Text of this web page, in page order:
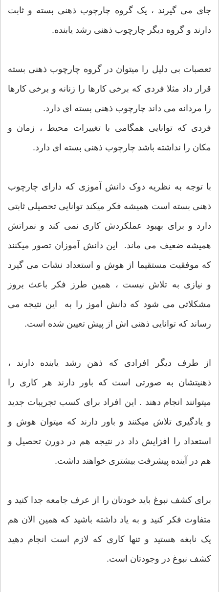
جای می گیرند ، یک گروه چارچوب ذهنی بسته و ثابت
دارند و گروه دیگر چارچوب ذهنی رشد یابنده.
تعصبات بی دلیل را میتوان در گروه چارچوب ذهنی بسته
قرار داد مثلا فردی که برخی کارها را زنانه و برخی کارها
را مردانه می داند چارچوب ذهنی بسته ای دارد.
فردی که توانایی همگامی با تغییرات محیط ، زمان و
مکان را نداشته باشد چارچوب ذهنی بسته ای دارد.
با توجه به نظریه دوک دانش آموزی که دارای چارچوب
ذهنی بسته است همیشه فکر میکند توانایی تحصیلی ثابتی
دارد و برای بهبود عملکردش کاری نمی کند و نمراتش
همیشه ضعیف می ماند. این دانش آموزان تصور میکنند
که موفقیت مستقیما از هوش و استعداد نشات می گیرد
و نیازی به تلاش نیست ، همین طرز فکر باعث بروز
مشکلاتی می شود که دانش اموز را به این نتیجه می
رساند که توانایی ذهنی اش از پیش تعیین شده است.
از طرف دیگر افرادی که ذهن رشد یابنده دارند ،
ذهنیتشان به صورتی است که باور دارند هر کاری را
میتوانند انجام دهند . این افراد برای کسب تجریبات جدید
و یادگیری تلاش میکنند و باور دارند که میتوان هوش و
استعداد را افزایش داد در نتیجه هم در دورن تحصیل و
هم در آینده پیشرفت بیشتری خواهند داشت.
برای کشف نبوغ باید خودتان را از عرف جامعه جدا کنید و
متفاوت فکر کنید و به یاد داشته باشید که همین الان هم
یک نابغه هستید و تنها کاری که لازم است انجام دهید
کشف نبوغ در وجودتان است.